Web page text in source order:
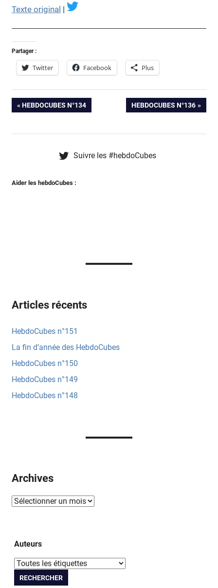
Texte original |
Partager :
Twitter Facebook Plus
Aribaud
fugees et
Lolopottolo
Mathieu
Vincent
Corlaix
Navigation
PREVIOUS
HEBDOCUBES N°134
NEXT
HEBDOCUBES N°136
Suivre les #hebdoCubes
Aider les hebdoCubes :
Articles récents
HebdoCubes n°151
La fin d’année des HebdoCubes
HebdoCubes n°150
HebdoCubes n°149
HebdoCubes n°148
Archives
Auteurs